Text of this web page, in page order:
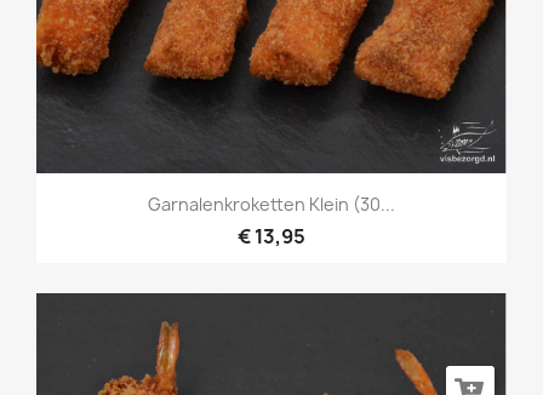
Garnalenkroketten Klein (30...
€ 13,95